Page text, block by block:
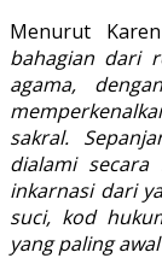
Menurut
bahagian dari
agama,
sakral.
dialami
inkarnasi dari
suci, kod
yang paling